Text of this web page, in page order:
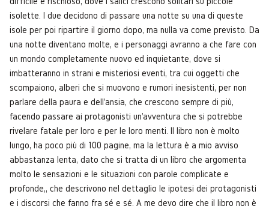
isolette. I due decidono di passare una notte su una di queste
isole per poi ripartire il giorno dopo, ma nulla va come previsto. Da
una notte diventano molte, e i personaggi avranno a che fare con
un mondo completamente nuovo ed inquietante, dove si
imbatteranno in strani e misteriosi eventi, tra cui oggetti che
scompaiono, alberi che si muovono e rumori inesistenti, per non
parlare della paura e dell'ansia, che crescono sempre di più,
facendo passare ai protagonisti un'avventura che si potrebbe
rivelare fatale per loro e per le loro menti. Il libro non è molto
lungo, ha poco più di 100 pagine, ma la lettura è a mio avviso
abbastanza lenta, dato che si tratta di un libro che argomenta
molto le sensazioni e le situazioni con parole complicate e
profonde,, che descrivono nel dettaglio le ipotesi dei protagonisti
e i discorsi che fanno fra sé e sé. A me devo dire che il libro non è